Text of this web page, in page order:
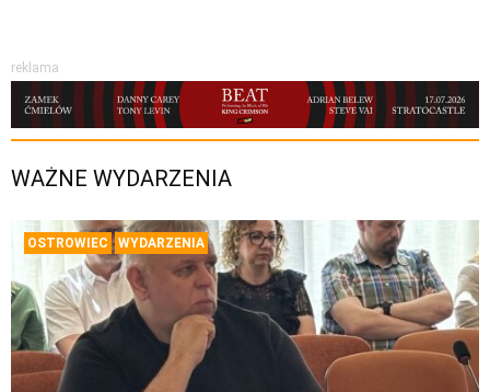
reklama
WAŻNE WYDARZENIA
OSTROWIEC WYDARZENIA